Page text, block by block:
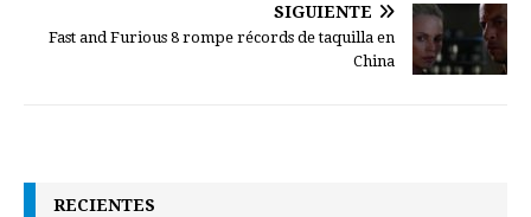
SIGUIENTE
Fast and Furious 8 rompe récords de taquilla en
China
RECIENTES